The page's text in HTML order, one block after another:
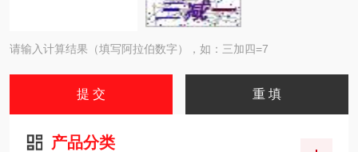
请输入计算结果（填写阿拉伯数字），如：三加四=7
产品分类